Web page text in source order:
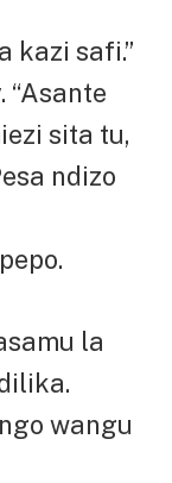
kazi safi.”
sita tu,
ndizo
la
wangu